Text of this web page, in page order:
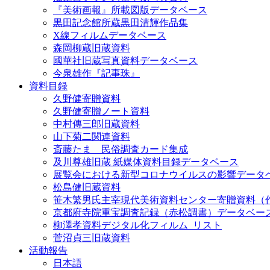
『美術画報』所載図版データベース
黒田記念館所蔵黒田清輝作品集
X線フィルムデータベース
森岡柳蔵旧蔵資料
國華社旧蔵写真資料データベース
今泉雄作『記事珠』
資料目録
久野健寄贈資料
久野健寄贈ノート資料
中村傳三郎旧蔵資料
山下菊二関連資料
斎藤たま 民俗調査カード集成
及川尊雄旧蔵 紙媒体資料目録データベース
展覧会における新型コロナウイルスの影響データ
松島健旧蔵資料
笹木繁男氏主宰現代美術資料センター寄贈資料（
京都府寺院重宝調査記録（赤松調書）データベー
柳澤孝資料デジタル化フィルム_リスト
菅沼貞三旧蔵資料
活動報告
日本語